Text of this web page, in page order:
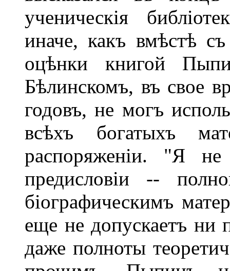
ученическія
иначе, какъ вмѣстѣ
оцѣнки книгой
Бѣлинскомъ, въ свое
годовъ, не могъ
всѣхъ богатыхъ
распоряженіи. "Я
предисловіи --
біографическимъ
еще не допускаетъ ни
даже полноты